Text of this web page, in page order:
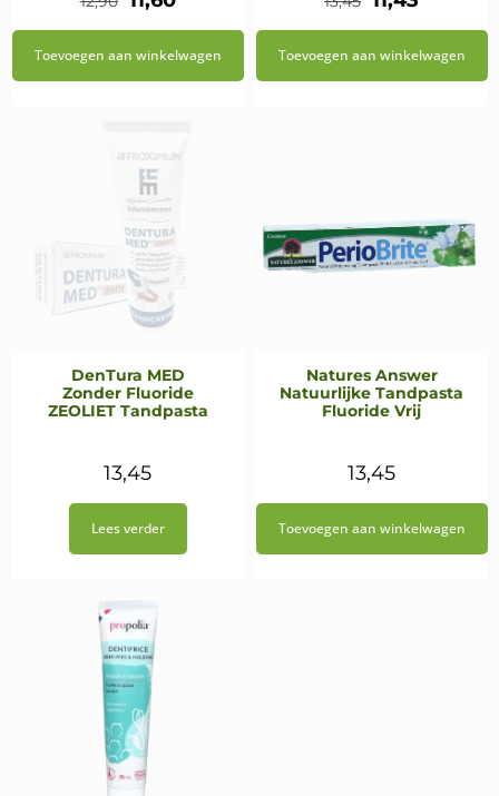
prijsprijs
Toevoegen aan winkelwagen
prijsprijs
Toevoegen aan winkelwagen
DenTura MED
Zonder Fluoride
ZEOLIET Tandpasta
13,45
Lees verder
Natures Answer
Natuurlijke Tandpasta
Fluoride Vrij
13,45
Toevoegen aan winkelwagen